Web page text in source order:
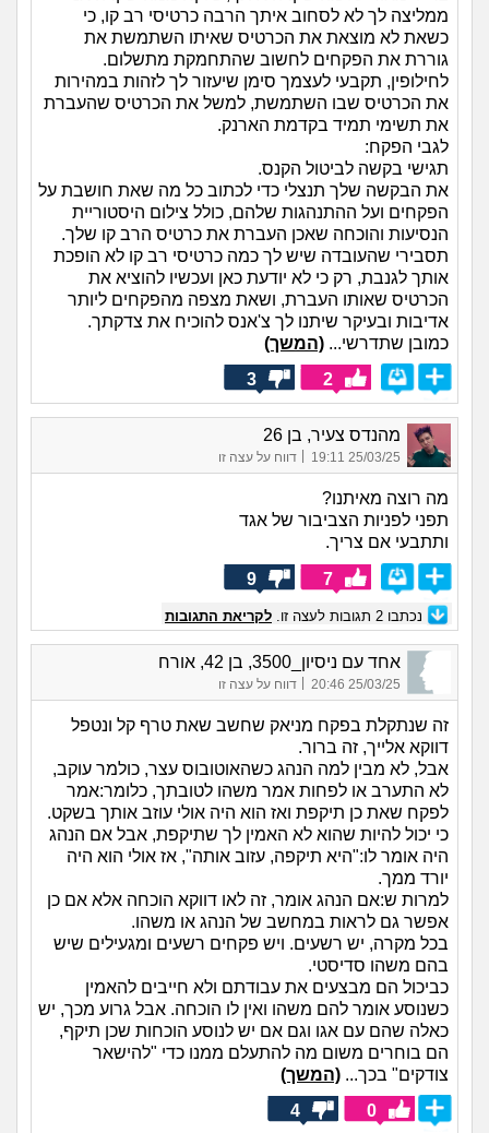
ממליצה לך לא לסחוב איתך הרבה כרטיסי רב קו, כי
כשאת לא מוצאת את הכרטיס שאיתו השתמשת את
גוררת את הפקחים לחשוב שהתחמקת מתשלום.
לחילופין, תקבעי לעצמך סימן שיעזור לך לזהות במהירות
את הכרטיס שבו השתמשת, למשל את הכרטיס שהעברת
את תשימי תמיד בקדמת הארנק.
לגבי הפקח:
תגישי בקשה לביטול הקנס.
את הבקשה שלך תנצלי כדי לכתוב כל מה שאת חושבת על
הפקחים ועל ההתנהגות שלהם, כולל צילום היסטוריית
הנסיעות והוכחה שאכן העברת את כרטיס הרב קו שלך.
תסבירי שהעובדה שיש לך כמה כרטיסי רב קו לא הופכת
אותך לגנבת, רק כי לא יודעת כאן ועכשיו להוציא את
הכרטיס שאותו העברת, ושאת מצפה מהפקחים ליותר
אדיבות ובעיקר שיתנו לך צ'אנס להוכיח את צדקתך.
כמובן שתדרשי... (המשך)
2
3
מהנדס צעיר, בן 26
25/03/25 19:11 דווח על עצה זו
מה רוצה מאיתנו?
תפני לפניות הצביבור של אגד
ותתבעי אם צריך.
7
9
נכתבו 2 תגובות לעצה זו. לקריאת התגובות
אחד עם ניסיון_3500, בן 42, אורח
25/03/25 20:46
| דווח על עצה זו
זה שנתקלת בפקח מניאק שחשב שאת טרף קל ונטפל
דווקא אלייך, זה ברור.
אבל, לא מבין למה הנהג כשהאוטובוס עצר, כולמר עוקב,
לא התערב או לפחות אמר משהו לטובתך, כלומר:אמר
לפקח שאת כן תיקפת ואז הוא היה אולי עוזב אותך בשקט.
כי יכול להיות שהוא לא האמין לך שתיקפת, אבל אם הנהג
היה אומר לו:"היא תיקפה, עזוב אותה", אז אולי הוא היה
יורד ממך.
למרות ש:אם הנהג אומר, זה לאו דווקא הוכחה אלא אם כן
אפשר גם לראות במחשב של הנהג או משהו.
בכל מקרה, יש רשעים. ויש פקחים רשעים ומגעילים שיש
בהם משהו סדיסטי.
כביכול הם מבצעים את עבודתם ולא חייבים להאמין
כשנוסע אומר להם משהו ואין לו הוכחה. אבל גרוע מכך, יש
כאלה שהם עם אגו וגם אם יש לנוסע הוכחות שכן תיקף,
הם בוחרים משום מה להתעלם ממנו כדי "להישאר
צודקים" בכך... (המשך)
0
4